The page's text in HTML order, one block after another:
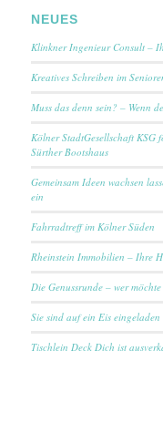
NEUES
Klinkner Ingenieur Consult –
Kreatives Schreiben im
Muss das denn sein? – Wenn
Kölner StadtGesellschaft
Sürther Bootshaus
Gemeinsam Ideen wachsen
ein
Fahrradtreff im Kölner Süden
Rheinstein Immobilien – Ihre
Die Genussrunde – wer
Sie sind auf ein Eis eingeladen
Tischlein Deck Dich ist